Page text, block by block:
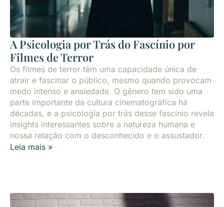
A Psicologia por Trás do Fascínio por
Filmes de Terror
Os filmes de terror têm uma capacidade única de
atrair e fascinar o público, mesmo quando provocam
medo intenso e ansiedade. O gênero tem sido uma
parte importante da cultura cinematográfica há
décadas, e a psicologia por trás desse fascínio revela
insights interessantes sobre a natureza humana e
nossa relação com o desconhecido e o assustador.
Leia mais »